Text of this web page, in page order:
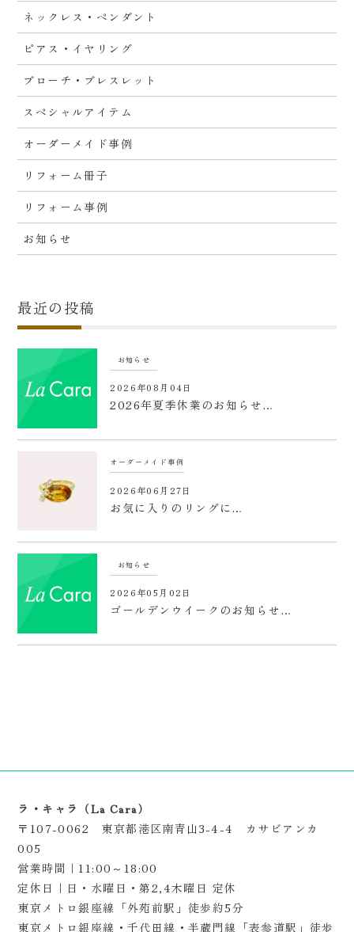
ネックレス・ペンダント
ピアス・イヤリング
ブローチ・ブレスレット
スペシャルアイテム
オーダーメイド事例
リフォーム冊子
リフォーム事例
お知らせ
最近の投稿
お知らせ
2026年08月04日
2026年夏季休業のお知らせ…
オーダーメイド事例
2026年06月27日
お気に入りのリングに…
お知らせ
2026年05月02日
ゴールデンウイークのお知らせ…
ラ・キャラ（La Cara）
〒107-0062 東京都港区南青山3-4-4 カサビアンカ
005
営業時間｜11:00～18:00
定休日｜日・水曜日・第2,4木曜日 定休
東京メトロ銀座線「外苑前駅」徒歩約5分
東京メトロ銀座線・千代田線・半蔵門線「表参道駅」徒歩